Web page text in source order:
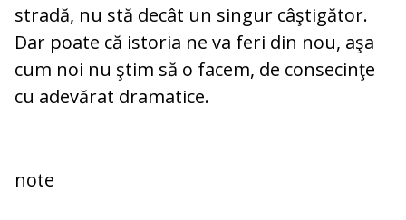
stradă, nu stă decât un singur câştigător.
Dar poate că istoria ne va feri din nou, aşa
cum noi nu ştim să o facem, de consecinţe
cu adevărat dramatice.
note